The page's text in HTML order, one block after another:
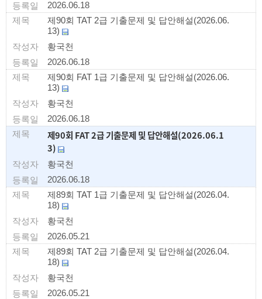
2026.06.18
제90회 TAT 2급 기출문제 및 답안해설(2026.06.
13)
황국천
2026.06.18
제90회 FAT 1급 기출문제 및 답안해설(2026.06.
13)
황국천
2026.06.18
제90회 FAT 2급 기출문제 및 답안해설(2026.06.1
3)
황국천
2026.06.18
제89회 TAT 1급 기출문제 및 답안해설(2026.04.
18)
황국천
2026.05.21
제89회 TAT 2급 기출문제 및 답안해설(2026.04.
18)
황국천
2026.05.21